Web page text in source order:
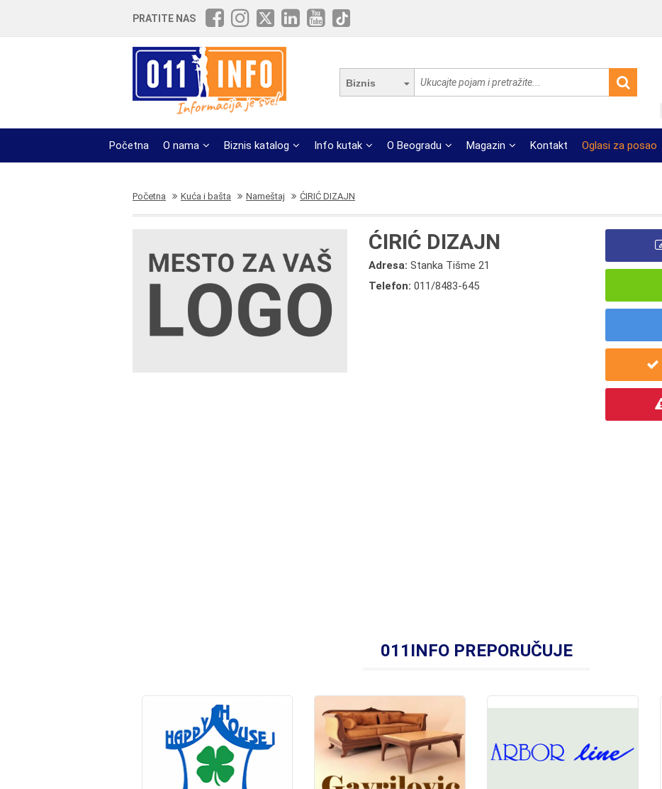
PRATITE NAS
Biznis
Početna O nama Biznis katalog Info kutak O Beogradu Magazin Kontakt Oglasi za posao
Početna Kuća i bašta Nameštaj ĆIRIĆ DIZAJN
ĆIRIĆ DIZAJN
Adresa:Stanka Tišme 21
Telefon:011/8483-645
011INFO PREPORUČUJE